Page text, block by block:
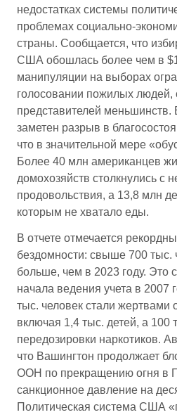
недостатках системы
проблемах социально-
страны. Сообщается, что
США обошлась более чем в
манипуляции на выборах
голосовании пожилых людей,
представителей меньшинств.
заметен разрыв в
что в значительной мере
Более 40 млн американцев
домохозяйств столкнулись с
продовольствия, а 13,8 млн
которым не хватало еды.
В отчете отмечается
бездомности: свыше 700 тыс.
больше, чем в 2023 году. Это
начала ведения учета в 2007
тыс. человек стали жертвами
включая 1,4 тыс. детей, а 100
передозировки наркотиков.
что Вашингтон продолжает
ООН по прекращению огня в
санкционное давление на
Политическая система США